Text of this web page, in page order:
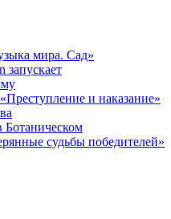
мира. Сад»
запускает
и наказание»
судьбы победителей»